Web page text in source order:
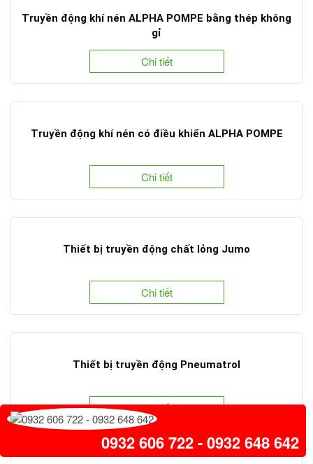
Truyền động khí nén ALPHA POMPE bằng thép không
gỉ
Chi tiết
Truyền động khí nén có điều khiển ALPHA POMPE
Chi tiết
Thiết bị truyền động chất lỏng Jumo
Chi tiết
Thiết bị truyền động Pneumatrol
Chi tiết
0932 606 722 - 0932 648 642